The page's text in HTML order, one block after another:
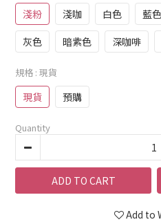
淺粉 淺咖 白色 藍色
灰色
暗紫色 深咖啡
規格 : 現貨
現貨 預購
Quantity
ADD TO CART
Add to